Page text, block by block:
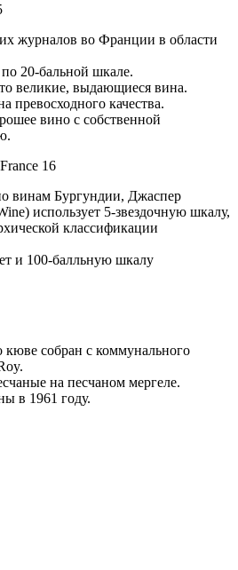
журналов во Франции в области
20-бальной шкале.
великие, выдающиеся вина.
превосходного качества.
вино с собственной
16
винам Бургундии, Джаспер
использует 5-звездочную шкалу,
классификации
и 100-балльную шкалу
кюве собран с коммунального
на песчаном мергеле.
в 1961 году.